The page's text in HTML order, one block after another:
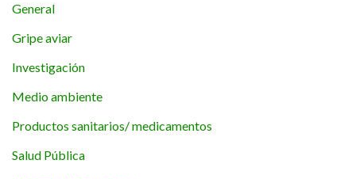
General
Gripe aviar
Investigación
Medio ambiente
Productos sanitarios/ medicamentos
Salud Pública